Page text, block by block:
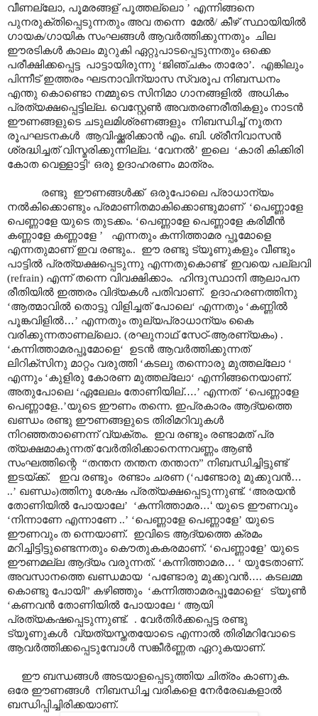
വീണല്ലോ, പൂമരങ്ങള് പൂത്തല്ലൊ ’ എന്നിങ്ങനെ
പുനരുക്തിപ്പെടുന്നതും അവ തന്നെ മേൽ/ കീഴ് സ്ഥായിയിൽ
ഗായക/ഗായിക സംഘങ്ങൾ ആവർത്തിക്കുന്നതും ചില
ഈരടികൾ കാലം മുറുകി ഏറ്റുപാടപ്പെടുന്നതും ഒക്കെ
പരീക്ഷിക്കപ്പെട്ട പാട്ടായിരുന്നു ‘ജിഞ്ചകം താരോ’. എങ്കിലും
പിന്നീട് ഇത്തരം ഘടനാവിന്യാസ സ്വരൂപ നിബന്ധനം
എന്തു കൊണ്ടൊ നമ്മുടെ സിനിമാ ഗാനങ്ങളിൽ അധികം
പ്രത്യക്ഷപ്പെട്ടില്ല. വെസ്റ്റേൺ അവതരണരീതികളും നാടൻ
ഈണങ്ങളുടെ ചടുലമിശ്രണങ്ങളും നിബന്ധിച്ച് നൂതന
രൂപഘടനകൾ ആവിഷ്ക്കരിക്കാൻ എം. ബി. ശ്രീനിവാസൻ
ശ്രദ്ധിച്ചത് വിസ്മരിക്കുന്നില്ല. ‘വേനൽ’ ഇലെ ‘കാരി കിക്കിരി
കോത വെള്ളാട്ടി‘ ഒരു ഉദാഹരണം മാത്രം.
രണ്ടു ഈണങ്ങൾക്ക് ഒരുപോലെ പ്രാധാന്യം
നൽകിക്കൊണ്ടും പ്രമാണിതമാകിക്കൊണ്ടുമാണ് ‘പെണ്ണാളേ
പെണ്ണാളേ യുടെ തുടക്കം. ‘പെണ്ണാളേ പെണ്ണാളേ കരിമീൻ
കണ്ണാളേ കണ്ണാളേ ’ എന്നതും കന്നിത്താമര പ്പൂമോളെ
എന്നതുമാണ് ഇവ രണ്ടും.. ഈ രണ്ടു ട്യൂണുകളും വീണ്ടും
പാട്ടിൽ പ്രത്യക്ഷപ്പെടുന്നു എന്നതുകൊണ്ട് ഇവയെ പല്ലവി
(refrain) എന്ന് തന്നെ വിവക്ഷിക്കാം. ഹിന്ദുസ്ഥാനി ആലാപന
രീതിയിൽ ഇത്തരം വിദ്യകൾ പതിവാണ്. ഉദാഹരണത്തിനു
‘ആത്മാവിൽ തൊട്ടു വിളിച്ചത് പോലെ‘ എന്നതും ‘കണ്ണിൽ
പൂങ്കവിളിൽ…’ എന്നതും തുല്യപ്രാധാന്യം കൈ
വരിക്കുന്നതാണല്ലൊ. (രഘുനാഥ് സേഠ്-ആരണ്യകം) .
‘കന്നിത്താമരപ്പൂമോളെ‘ ഉടൻ ആവർത്തിക്കുന്നത്
ലിറിക്സിനു മാറ്റം വരുത്തി ‘കടലു തന്നൊരു മുത്തല്ലോ ‘
എന്നും ‘കുളിരു കോരണ മുത്തല്ലോ‘ എന്നിങ്ങനെയാണ്.
അതുപോലെ ‘ഏലേലം തോണിയില്….’ എന്നത് ‘പെണ്ണാളേ
പെണ്ണാളേ..’യുടെ ഈണം തന്നെ. ഇപ്രകാരം ആദ്യത്തെ
ഖണ്ഡം രണ്ടു ഈണങ്ങളുടെ തിരിമറിവുകൾ
നിറഞ്ഞതാണെന്ന് വ്യക്തം. ഇവ രണ്ടും രണ്ടാമത് പ്ര
ത്യക്ഷമാകുന്നത് വേർതിരിക്കാനെന്നവണ്ണം ആൺ
സംഘത്തിന്റെ “തന്തന തന്തന തന്താന” നിബന്ധിച്ചിട്ടുണ്ട്
ഇടയ്ക്ക്. ഇവ രണ്ടും രണ്ടാം ചരണ (‘പണ്ടോരു മുക്കുവൻ…
..’ ഖണ്ഡം)ത്തിനു ശേഷം പ്രത്യക്ഷപ്പെടുന്നുണ്ട്. ‘അരയൻ
തോണിയിൽ പോയാലേ’ ‘കന്നിത്താമര…‘ യുടെ ഈണവും
‘നിന്നാണേ എന്നാണേ ..’ ‘പെണ്ണാളേ പെണ്ണാളേ’ യുടെ
ഈണവും ത ന്നെയാണ്. ഇവിടെ ആദ്യത്തെ ക്രമം
മറിച്ചിട്ടിട്ടുണ്ടെന്നതും കൌതുകകരമാണ്. ‘പെണ്ണാളേ’ യുടെ
ഈണമല്ല ആദ്യം വരുന്നത്. ‘കന്നിത്താമര… ‘ യുടേതാണ്.
അവസാനത്തെ ഖണ്ഡമായ ‘പണ്ടോരു മുക്കുവൻ…. കടലമ്മ
കൊണ്ടു പോയി” കഴിഞ്ഞും ‘കന്നിത്താമരപ്പൂമോളെ‘ ട്യൂൺ
‘കണവൻ തോണിയിൽ പോയാലേ ‘ ആയി
പ്രത്യകഷപ്പെടുന്നുണ്ട്. . വേർതിർക്കപ്പെട്ട രണ്ടു
ട്യൂണുകൾ വ്യത്യസ്തതയോടെ എന്നാൽ തിരിമറിവോടെ
ആവർത്തിക്കപ്പെടുമ്പോൾ സങ്കീർണ്ണത ഏറുകയാണ്.
ഈ ബന്ധങ്ങൾ അടയാളപ്പെടുത്തിയ ചിത്രം കാണുക.
ഒരേ ഈണങ്ങൾ നിബന്ധിച്ച വരികളെ നേർരേഖകളാൽ
ബന്ധിപ്പിച്ചിരിക്കയാണ്.